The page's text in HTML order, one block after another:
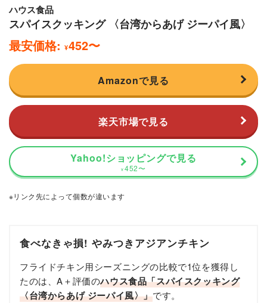
ハウス食品
スパイスクッキング 〈台湾からあげ ジーパイ風〉
最安価格: ¥452〜
Amazonで見る
楽天市場で見る
Yahoo!ショッピングで見る
¥ 452〜
※リンク先によって個数が違います
食べなきゃ損! やみつきアジアンチキン
フライドチキン用シーズニングの比較で1位を獲得し
たのは、A＋評価のハウス食品「スパイスクッキング
〈台湾からあげ ジーパイ風〉」です。